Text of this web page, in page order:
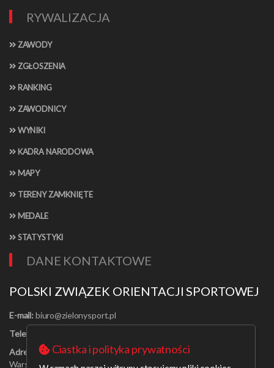
RYWALIZACJA
ZAWODY
ZGŁOSZENIA
RANKING
ZAWODNICY
WYNIKI
KADRA NARODOWA
MAPY
TERENY ZAMKNIĘTE
MEDALE
STATYSTYKI
DANE KONTAKTOWE
POLSKI ZWIĄZEK ORIENTACJI SPORTOWEJ
E-mail:
Telefon:
Adres:
Al. Jerozolimskie 30/21
Warszawa 00-024
Ciastka i polityka prywatności